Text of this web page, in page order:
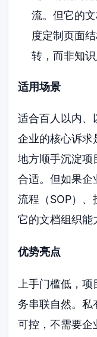
流。但它的
度定制页面
转，而非知识
适用场景
适合百人以内、
企业的核心诉求
地方顺手沉淀
合适。但如果企
流程（SOP）、
它的文档组织能
优势亮点
上手门槛低，
务串联自然。私
可控，不需要企